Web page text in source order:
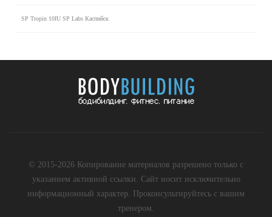
SP Tropin 10IU SP Labs Каспийск
© 2015-2026 Копирование материалов разрешено только с
указанием активной ссылки. Сайт носит исключительно
информационный характер. Проконсультируйтесь с вашим
тренером.